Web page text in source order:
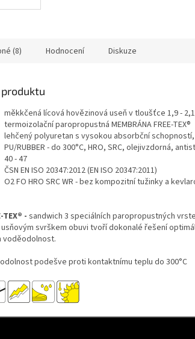
(8) Hodnocení Diskuze
měkkčená lícová hovězinová useň v tloušťce 1,9 -
termoizolační paropropustná MEMBRÁNA FREE-TEX®
lehčený polyuretan s vysokou absorbční
PU/RUBBER - do 300°C, HRO, SRC, olejivzdorná,
40 - 47
ČSN EN ISO 20347:2012 (EN ISO 20347:2011)
O2 FO HRO SRC WR - bez kompozitní tužinky a
TEX® -sandwich 3 speciálních paropropustných
svrškem obuvi tvoří dokonalé řešení
voděodolnost.
odolnost podešve proti kontaktnímu teplu do 300°C